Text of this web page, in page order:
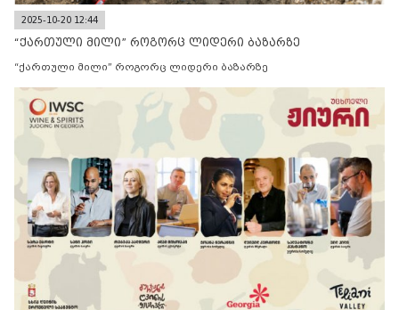
2025-10-20 12:44
“ქართული მილი” როგორც ლიდერი ბაზარზე
“ქართული მილი” როგორც ლიდერი ბაზარზე